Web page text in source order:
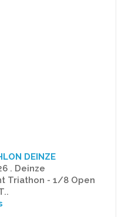
DEINZE
. Deinze
Triathon - 1/8 Open